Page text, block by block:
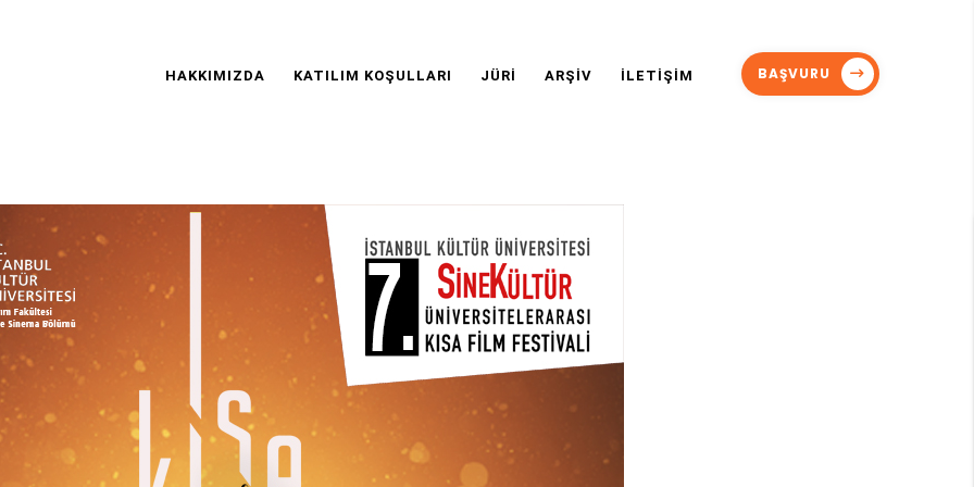
Navigation
HAKKIMIZDA KATILIM KOŞULLARI JÜRİ ARŞİV İLETİŞİM BAŞVURU